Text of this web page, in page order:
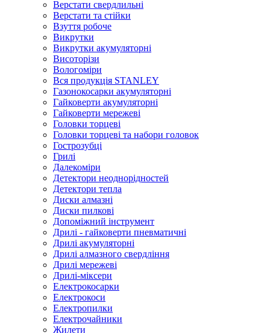
Верстати свердлильні
Верстати та стійки
Взуття робоче
Викрутки
Викрутки акумуляторні
Висоторізи
Вологоміри
Вся продукція STANLEY
Газонокосарки акумуляторні
Гайковерти акумуляторні
Гайковерти мережеві
Головки торцеві
Головки торцеві та набори головок
Гострозубці
Грилі
Далекоміри
Детектори неоднорідностей
Детектори тепла
Диски алмазні
Диски пилкові
Допоміжний інструмент
Дрилі - гайковерти пневматичні
Дрилі акумуляторні
Дрилі алмазного свердління
Дрилі мережеві
Дрилі-міксери
Електрокосарки
Електрокоси
Електропилки
Електрочайники
Жилети